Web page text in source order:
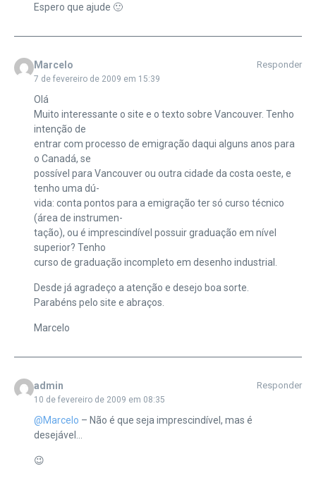
Espero que ajude 🙂
Marcelo
7 de fevereiro de 2009 em 15:39
Responder
Olá
Muito interessante o site e o texto sobre Vancouver. Tenho
intenção de
entrar com processo de emigração daqui alguns anos para
o Canadá, se
possível para Vancouver ou outra cidade da costa oeste, e
tenho uma dú-
vida: conta pontos para a emigração ter só curso técnico
(área de instrumen-
tação), ou é imprescindível possuir graduação em nível
superior? Tenho
curso de graduação incompleto em desenho industrial.
Desde já agradeço a atenção e desejo boa sorte.
Parabéns pelo site e abraços.
Marcelo
admin
10 de fevereiro de 2009 em 08:35
Responder
@Marcelo – Não é que seja imprescindível, mas é
desejável…
😉